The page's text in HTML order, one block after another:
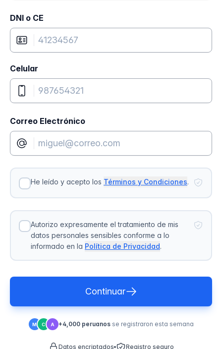
DNI o CE
Celular
Correo Electrónico
He leído y acepto los Términos y Condiciones.
Autorizo expresamente el tratamiento de mis
datos personales sensibles conforme a lo
informado en la Política de Privacidad.
Continuar
M C A +4,000 peruanosse registraron esta semana
Datos encriptados Registro seguro